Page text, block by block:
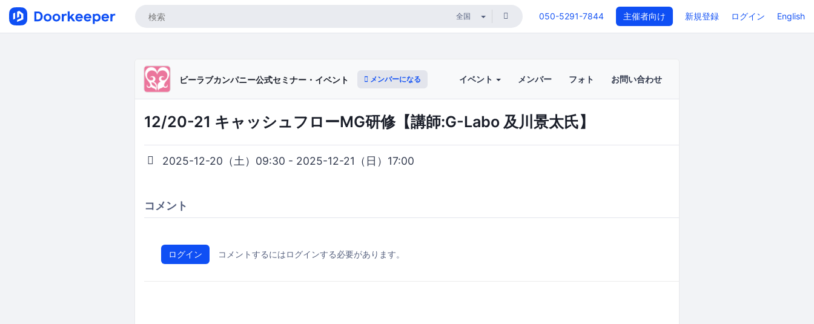
050-5291-7844 主催者向け 新規登録 ログイン English
ビーラブカンパニー公式セミナー・イベント メンバーになる イベント メンバー フォト お問い合わせ
12/20-21 キャッシュフローMG研修【講師:G-Labo 及川景太氏】
2025-12-20（土）09:30 - 2025-12-21（日）17:00
コメント
ログイン コメントするにはログインする必要があります。